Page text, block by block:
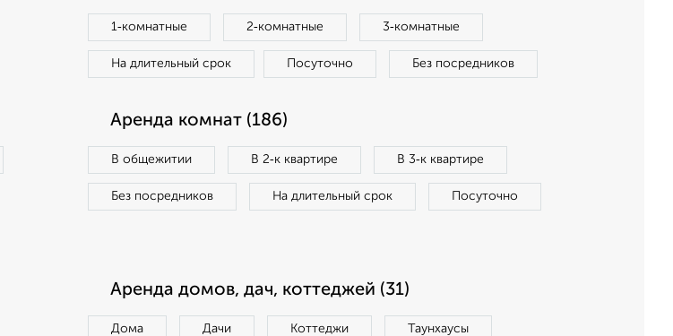
1‑комнатные 2‑комнатные 3‑комнатные
На длительный срок Посуточно Без посредников
Аренда комнат (186)
В общежитии В 2‑к квартире В 3‑к квартире
Без посредников На длительный срок Посуточно
Аренда домов, дач, коттеджей (31)
Дома Дачи Коттеджи Таунхаусы